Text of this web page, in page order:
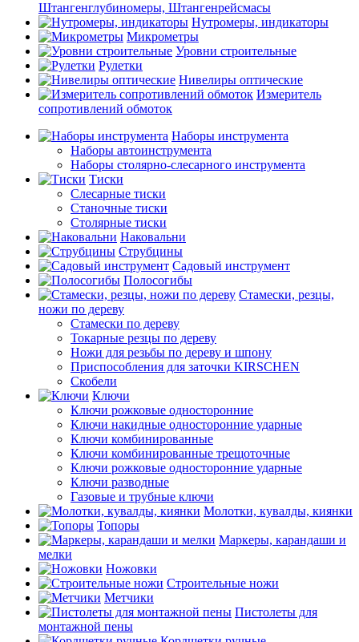
Штангенглубиномеры, Штангенрейсмасы
Нутромеры, индикаторы
Микрометры
Уровни строительные
Рулетки
Нивелиры оптические
Измеритель
сопротивлений обмоток
Наборы инструмента
Наборы автоинструмента
Наборы столярно-слесарного инструмента
Тиски
Слесарные тиски
Станочные тиски
Столярные тиски
Наковальни
Струбцины
Садовый инструмент
Полосогибы
Стамески, резцы,
ножи по дереву
Стамески по дереву
Токарные резцы по дереву
Ножи для резьбы по дереву и шпону
Приспособления для заточки KIRSCHEN
Скобели
Ключи
Ключи рожковые односторонние
Ключи накидные односторонние ударные
Ключи комбинированные
Ключи комбинированные трещоточные
Ключи рожковые односторонние ударные
Ключи разводные
Газовые и трубные ключи
Молотки, кувалды, киянки
Топоры
Маркеры, карандаши и
мелки
Ножовки
Строительные ножи
Метчики
Пистолеты для
монтажной пены